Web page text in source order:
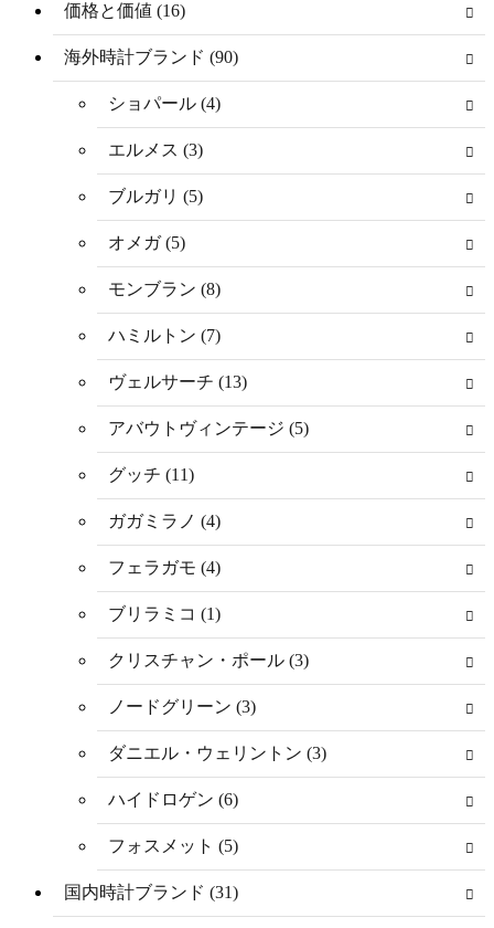
価格と価値 (16)
海外時計ブランド (90)
ショパール (4)
エルメス (3)
ブルガリ (5)
オメガ (5)
モンブラン (8)
ハミルトン (7)
ヴェルサーチ (13)
アバウトヴィンテージ (5)
グッチ (11)
ガガミラノ (4)
フェラガモ (4)
ブリラミコ (1)
クリスチャン・ポール (3)
ノードグリーン (3)
ダニエル・ウェリントン (3)
ハイドロゲン (6)
フォスメット (5)
国内時計ブランド (31)